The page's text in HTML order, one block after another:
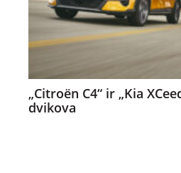
„Citroën C4“ ir „Kia
dvikova